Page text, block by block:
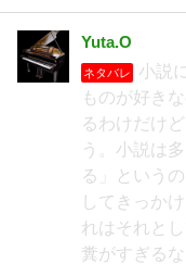
Yuta.O
ネタバレ
小説
ものが好き
るわけだけ
う。小説は
る」という
してきっか
れはそれと
糞がすぎる